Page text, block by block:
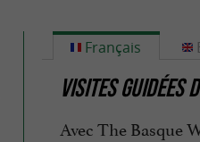
Français
VISITES GUIDÉES
Avec The Basque